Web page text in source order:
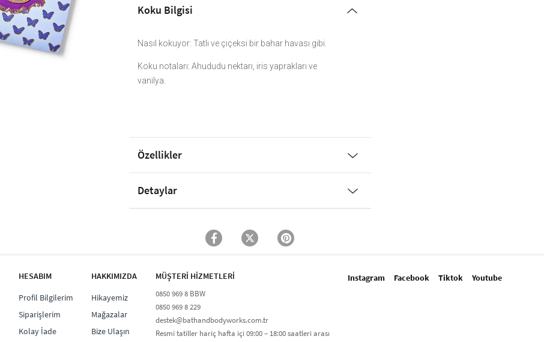
Koku Bilgisi
Nasıl kokuyor: Tatlı ve çiçeksi bir bahar havası gibi.
Koku notaları: Ahududu nektarı, iris yaprakları ve
vanilya.
Özellikler
Detaylar
Instagram Facebook Tiktok Youtube
HESABIM
Profil Bilgilerim
Siparişlerim
Kolay İade
HAKKIMIZDA
Hikayemiz
Mağazalar
Bize Ulaşın
MÜŞTERİ HİZMETLERİ​
0850 969 8 BBW​
0850 969 8 229​​
destek@bathandbodyworks.com.tr
Resmi tatiller hariç hafta içi 09:00 – 18:00 saatleri arası​